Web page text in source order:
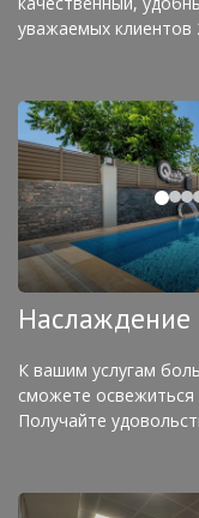
уважаемых клиентов
Наслаждение
К вашим услугам
сможете освежиться
Получайте